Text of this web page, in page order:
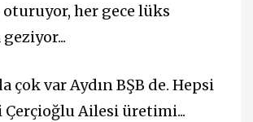
her gece lüks
çok var Aydın BŞB de. Hepsi
Ailesi üretimi...